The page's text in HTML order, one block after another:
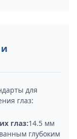
для
глаз:
глаз:14.5 мм
глубоким